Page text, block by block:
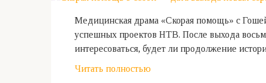
Медицинская драма «Скорая помощь» с
успешных проектов НТВ. После выхода
интересоваться, будет ли продолжение
Читать полностью